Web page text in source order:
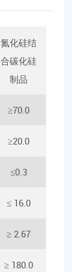
氮化硅结
合碳化硅
制品
≥70.0
≥20.0
≤0.3
≤ 16.0
≥ 2.67
≥ 180.0